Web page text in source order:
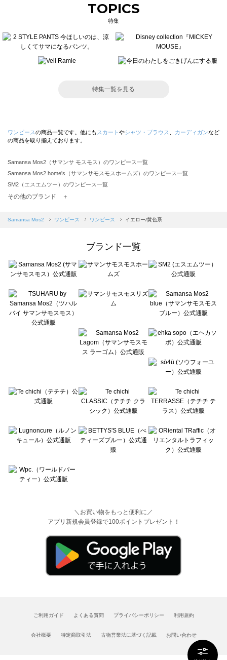
TOPICS
特集
特集一覧を見る
ワンピースの商品一覧です。他にも スカート やシャツ・ブラウス カーディガンなど
の商品を取り揃えております。
Samansa Mos2（サマンサ モスモス）のワンピース一覧
Samansa Mos2 home's（サマンサモスモスホームズ）のワンピース一覧
SM2（エスエムツー）のワンピース一覧
TSUHARU by Samansa Mos2（ツハルバイサマンサモスモス）のワンピース一覧
Samansa Mos2 blue（サマンサモスモス ブルー）のワンピース一覧
sō4ū（ソウフォーユー）のワンピース一覧
Te chichi（テチチ）のワンピース一覧
Te chichi CLASSIC（テチチ クラシック）のワンピース一覧
Lugnoncure（ルノンキュール）のワンピース一覧
BETTY'S BLUE（べティーズブルー）のワンピース一覧
Wpc.（ワールドパーティー）のワンピース一覧
その他のブランド ＋
Samansa Mos2 ワンピース ワンピース イエロー/黄色系
ブランド一覧
＼お買い物をもっと便利に／
アプリ新規会員登録で100ポイントプレゼント！
ご利用ガイド よくある質問 プライバシーポリシー 利用規約
会社概要 特定商取引法 古物営業法に基づく記載 お問い合わせ